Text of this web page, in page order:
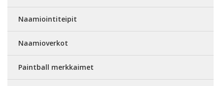
Naamiointiteipit
Naamioverkot
Paintball merkkaimet